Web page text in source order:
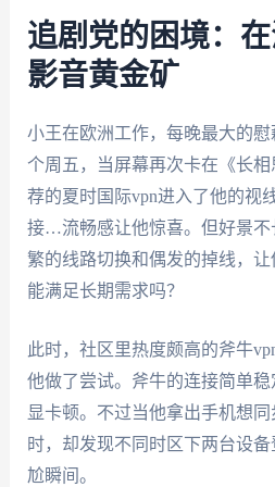
追剧党的困境：
影音黄金矿
小王在欧洲工作，每晚最大的
个周五，当屏幕再次卡在《长
荐的夏时国际vpn进入了他的视
接…流畅感让他惊喜。但好景不
繁的线路切换和偶发的掉线，
能满足长期需求吗？
此时，社区里热度颇高的斧牛
他做了尝试。斧牛的连接简单
显卡顿。不过当他拿出手机想
时，却发现不同时区下两台设
尬瞬间。